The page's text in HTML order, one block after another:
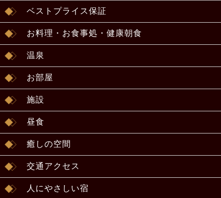
ベストプライス保証
お料理・お食事処・健康朝食
温泉
お部屋
施設
昼食
癒しの空間
交通アクセス
人にやさしい宿